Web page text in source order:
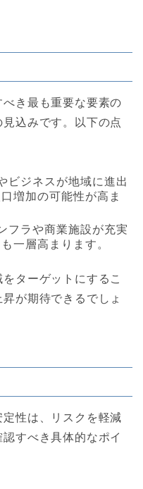
き最も重要な要素の
込みです。以下の点
ビジネスが地域に進出
増加の可能性が高ま
フラや商業施設が充実
一層高まります。
ターゲットにするこ
が期待できるでしょ
性は、リスクを軽減
すべき具体的なポイ